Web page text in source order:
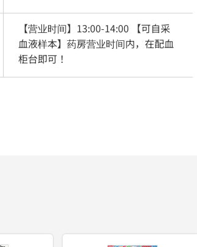
【营业时间】13:00-14:00 【可自采
血液样本】药房营业时间内，在配血
柜台即可！